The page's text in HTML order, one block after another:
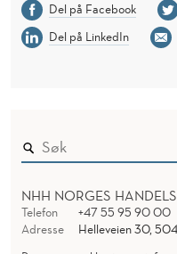
Del på Facebook
Del på LinkedIn
NHH NORGES
Telefon
+47 55 95 90 00
Adresse
Helleveien 30,